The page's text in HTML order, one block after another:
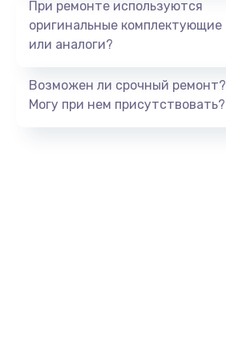
При ремонте используются
оригинальные комплектующие
или аналоги?
Возможен ли срочный ремонт?
Могу при нем присутствовать?